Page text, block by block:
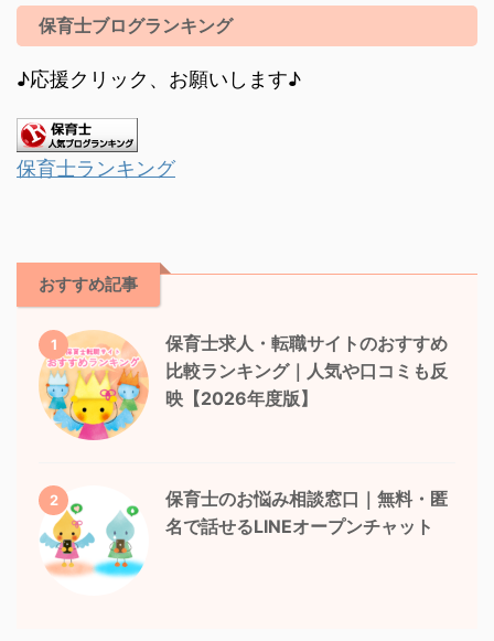
保育士ブログランキング
♪応援クリック、お願いします♪
保育士ランキング
おすすめ記事
1
保育士求人・転職サイトのおすすめ
比較ランキング｜人気や口コミも反
映【2026年度版】
2
保育士のお悩み相談窓口｜無料・匿
名で話せるLINEオープンチャット